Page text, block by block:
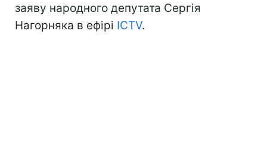
заяву народного депутата Сергія
Нагорняка в ефірі ICTV.